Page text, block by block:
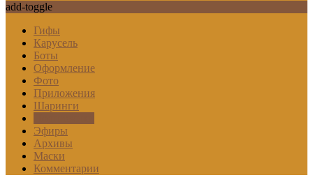
add-toggle
Гифы
Карусель
Боты
Оформление
Фото
Приложения
Шаринги
Эфиры
Архивы
Маски
Комментарии